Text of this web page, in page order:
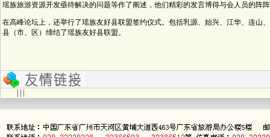
瑶族旅游资源开发亟待解决的问题等作了阐述，他们精彩的发言博得与会人员的阵
在高峰论坛上，还举行了瑶族友好县联盟签约仪式。包括乳源、始兴、江华、连山
县（市、区）缔结了瑶族友好县联盟。